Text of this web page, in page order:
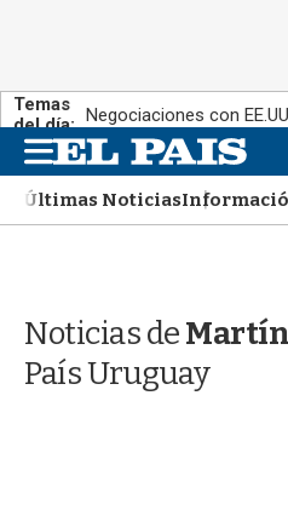
Temas
del día: Negociaciones con EE.UU.
M
e
n
u
Últimas Noticias
Noticias de
País Uruguay